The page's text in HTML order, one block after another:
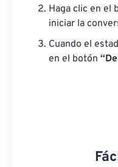
Haga clic en el
iniciar la
Cuando el
en el botón